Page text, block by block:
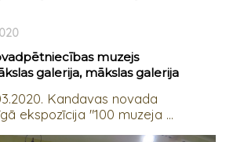
muzejs
galerija, mākslas galerija
Kandavas novada
ekspozīcija "100 muzeja ...